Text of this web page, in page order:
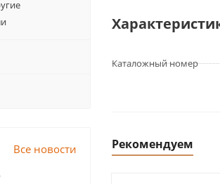
Каталожный номер
Рекомендуем
Все новости